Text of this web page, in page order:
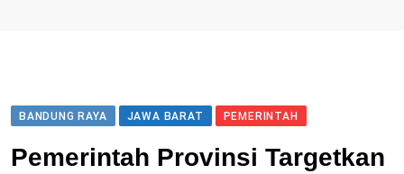
BANDUNG RAYA JAWA BARAT PEMERINTAH
Pemerintah Provinsi Targetkan